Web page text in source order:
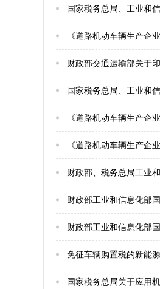
国家税务总局、工业和信
《道路机动车辆生产企业及产品》[第342批]、
财政部交通运输部关于
国家税务总局、工业和
《道路机动车辆生产企业及产品》[第336批]、
《道路机动车辆生产企业及产品》（第335批）
财政部、税务总局工业
财政部工业和信息化部
财政部工业和信息化部
免征车辆购置税的新能
国家税务总局关于应用